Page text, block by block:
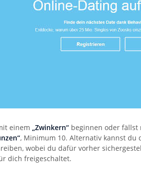
einem „Zwinkern“ beginnen oder
, Minimum 10. Alternativ kannst du
wobei du dafür vorher
dich freigeschaltet.